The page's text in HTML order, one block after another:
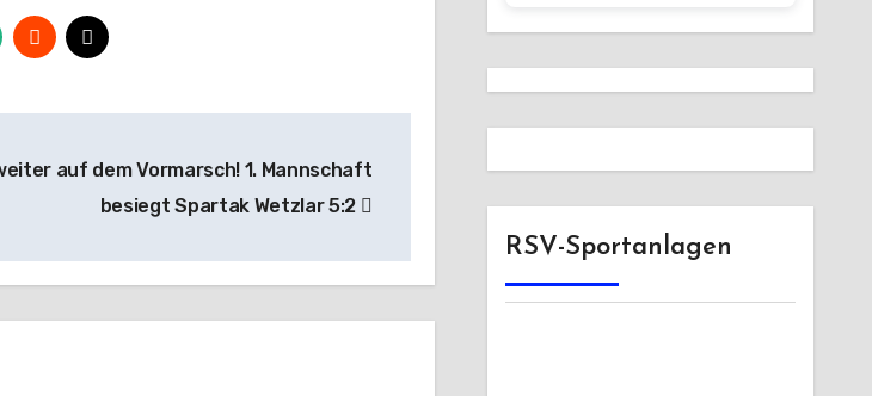
auf dem Vormarsch! 1. Mannschaft
besiegt Spartak Wetzlar 5:2
RSV-Sportanlagen